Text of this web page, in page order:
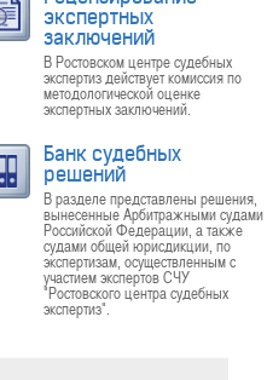
экспертных
заключений
В Ростовском центре судебных
экспертиз действует комиссия по
методологической оценке
экспертных заключений.
Банк судебных
решений
В разделе представлены решения,
вынесенные Арбитражными судами
Российской Федерации, а также
судами общей юрисдикции, по
экспертизам, осуществленным с
участием экспертов СЧУ
"Ростовского центра судебных
экспертиз".